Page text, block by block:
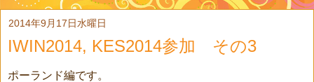
2014年9月17日水曜日
IWIN2014, KES2014参加 その3
ポーランド編です。